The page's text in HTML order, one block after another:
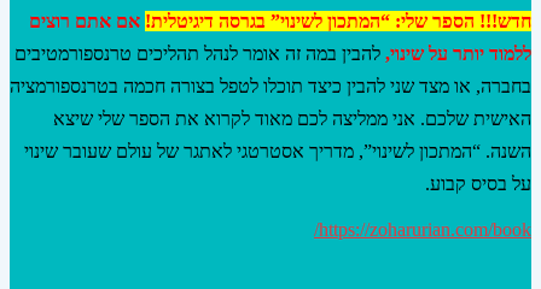
חדש!!! הספר שלי: “המתכון לשינוי” בגרסה דיגיטלית! אם אתם רוצים
ללמוד יותר על שינוי, להבין במה זה אומר לנהל תהליכים טרנספורמטיבים
בחברה, או מצד שני להבין כיצד תוכלו לטפל בצורה חכמה בטרנספורמציה
האישית שלכם. אני ממליצה לכם מאוד לקרוא את הספר שלי שיצא
השנה. “המתכון לשינוי”, מדריך אסטרטגי לאתגר של עולם שעובר שינוי
על בסיס קבוע.
https://zoharurian.com/book/